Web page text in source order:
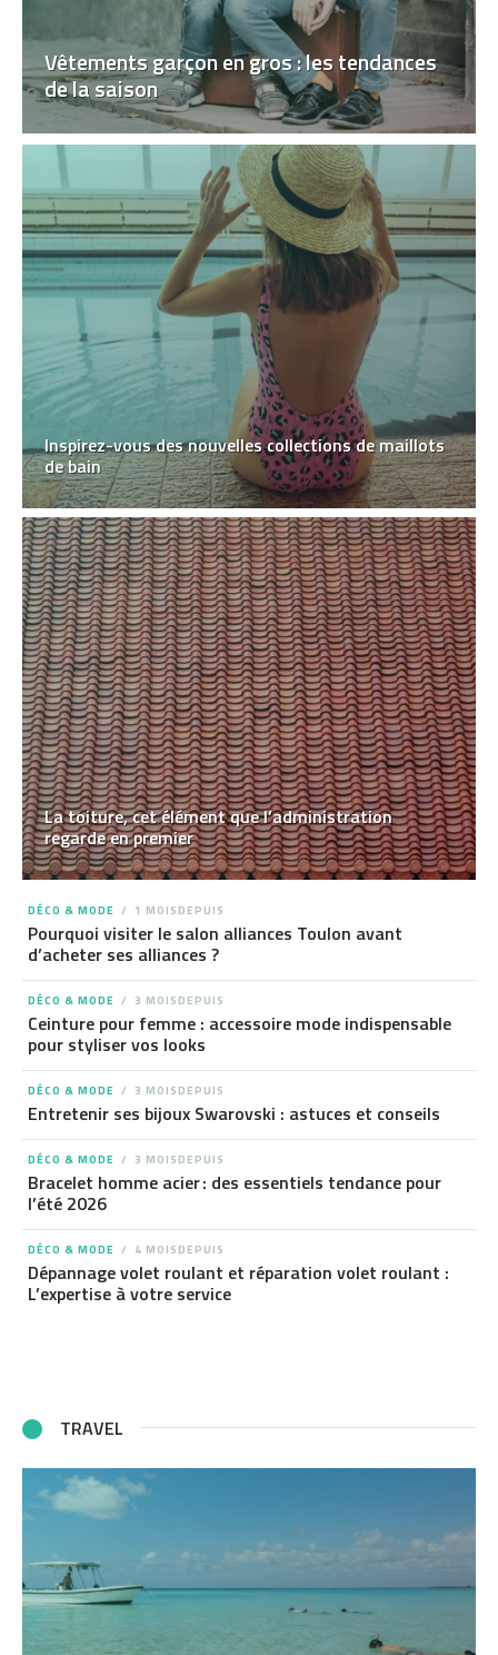
Vêtements garçon en gros : les tendances
de la saison
Inspirez-vous des nouvelles collections de maillots
de bain
La toiture, cet élément que l’administration
regarde en premier
DÉCO & MODE 1 MOISDEPUIS
Pourquoi visiter le salon alliances Toulon avant
d’acheter ses alliances ?
DÉCO & MODE 3 MOISDEPUIS
Ceinture pour femme : accessoire mode indispensable
pour styliser vos looks
DÉCO & MODE 3 MOISDEPUIS
Entretenir ses bijoux Swarovski : astuces et conseils
DÉCO & MODE 3 MOISDEPUIS
Bracelet homme acier : des essentiels tendance pour
l’été 2026
DÉCO & MODE 4 MOISDEPUIS
Dépannage volet roulant et réparation volet roulant :
L’expertise à votre service
TRAVEL